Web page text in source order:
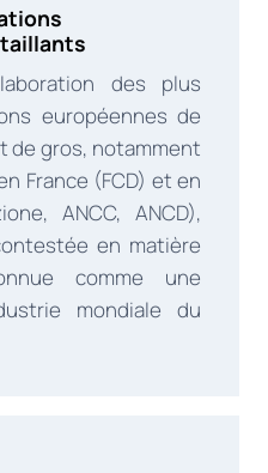
des plus
européennes de
de gros, notamment
France (FCD) et en
ANCC, ANCD),
en matière
comme une
mondiale du